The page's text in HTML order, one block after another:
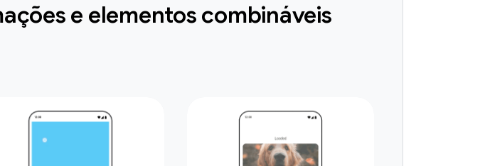
e elementos combináveis